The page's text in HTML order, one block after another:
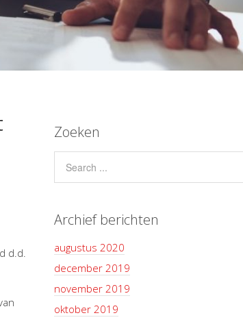
d.d.
Zoeken
Archief berichten
augustus 2020
december 2019
november 2019
oktober 2019